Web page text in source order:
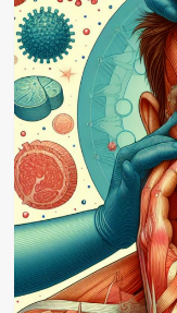
Fapte
Despre
Boala
Crohn!